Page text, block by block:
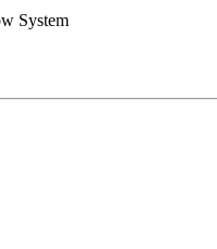
System